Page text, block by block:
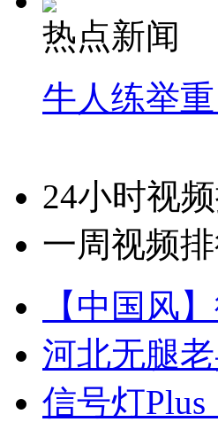
热点新闻
牛人练举
24小时视
一周视频
【中国风
河北无腿
信号灯